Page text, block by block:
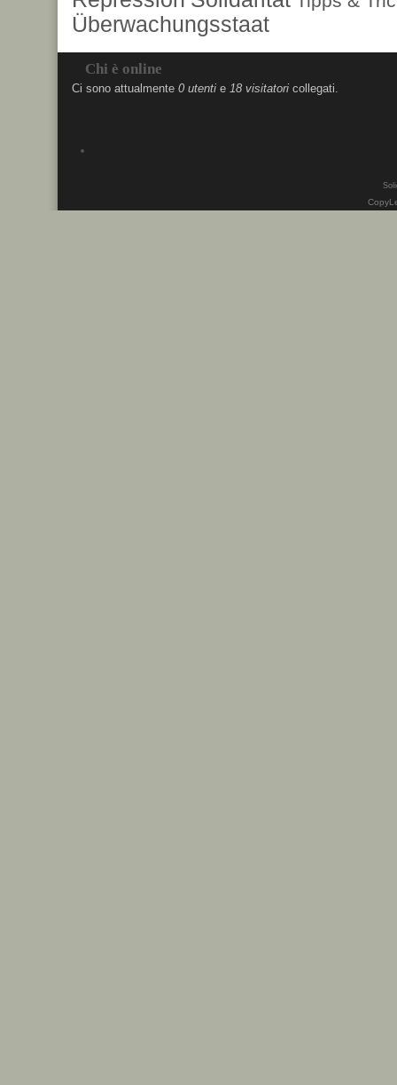
Überwachungsstaat
Chi è online
Ci sono attualmente 0 utenti e 18 visitatori collegati.